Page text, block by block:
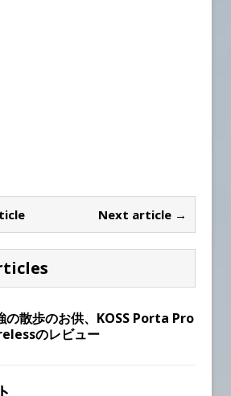
Next article →
の散歩のお供、KOSS Porta Pro
のレビュー